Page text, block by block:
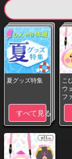
夏グッズ特集
すべて見る
こ
ウ
フ